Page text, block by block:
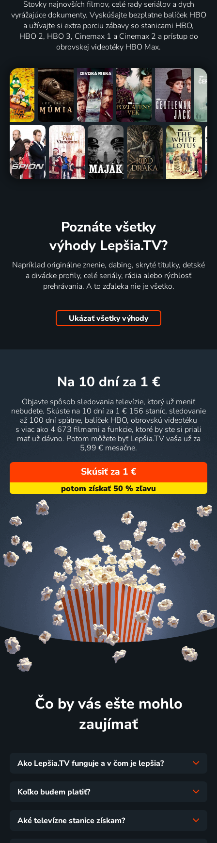
Stovky najnovších filmov, celé rady seriálov a dych
vyrážajúce dokumenty. Vyskúšajte bezplatne balíček HBO
a užívajte si extra porciu zábavy so stanicami HBO,
HBO 2, HBO 3, Cinemax 1 a Cinemax 2 a prístup do
obrovskej videotéky HBO Max.
Poznáte všetky
výhody Lepšia.TV?
Napríklad originálne znenie, dabing, skryté titulky, detské
a divácke profily, celé seriály, rádia alebo rýchlosť
prehrávania. A to zďaleka nie je všetko.
Ukázať všetky výhody
na 10 dní za 1 €
Objavte spôsob sledovania televízie, ktorý už meniť
nebudete. Skúste na 10 dní za 1 € 156 staníc, sledovanie
až 100 dní spätne, balíček HBO, obrovskú videotéku
s viac ako 4 673 filmami a funkcie, ktoré by ste si priali
mať už dávno. Potom môžete byť Lepšia.TV vaša už za
5,99 € mesačne.
Skúsiť za 1 €
Čo by vás ešte mohlo
zaujímať
Ako Lepšia.TV funguje a v čom je lepšia?
Koľko budem platiť?
Aké televízne stanice získam?